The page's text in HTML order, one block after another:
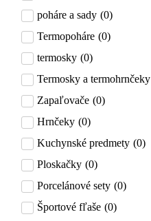
poháre a sady (0)
Termopoháre (0)
termosky (0)
Termosky a termohrnčeky
Zapaľovače (0)
Hrnčeky (0)
Kuchynské predmety (0)
Ploskačky (0)
Porcelánové sety (0)
Športové fľaše (0)